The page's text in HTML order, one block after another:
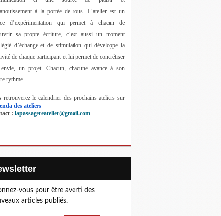
à la portée de tous. L’atelier est un
d’expérimentation qui permet à chacun de
sa propre écriture, c’est aussi un moment
d’échange et de stimulation qui développe la
de chaque participant et lui permet de concrétiser
un projet. Chacun, chacune avance à son
rythme.
retrouverez le calendrier des prochains ateliers sur
des ateliers
: lapassagereatelier@gmail.com
vous pour être averti des
articles publiés.